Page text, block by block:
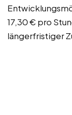
17,30 € pro
längerfristiger